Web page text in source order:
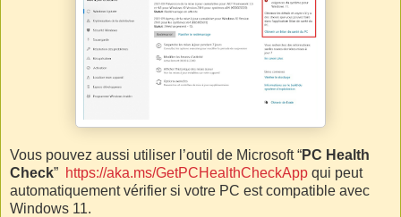
Vous pouvez aussi utiliser l’outil de Microsoft “PC Health
Check” https://aka.ms/GetPCHealthCheckApp qui peut
automatiquement vérifier si votre PC est compatible avec
Windows 11.